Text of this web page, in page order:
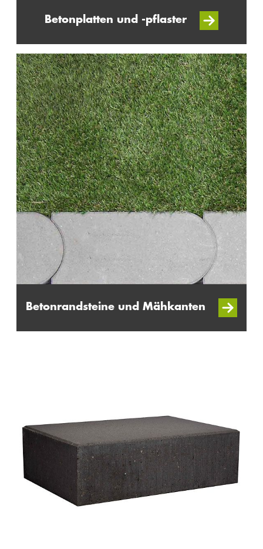
Betonplatten und -pflaster
Betonrandsteine und Mähkanten